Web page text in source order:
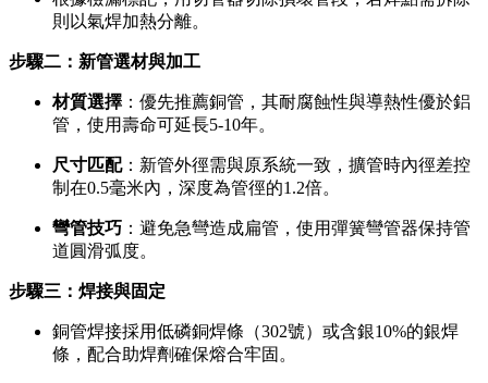
則以氣焊加熱分離。
步驟二：新管選材與加工
材質選擇 ：優先推薦銅管，其耐腐蝕性與導熱性優於鋁
管，使用壽命可延長5-10年。
尺寸匹配：新管外徑需與原系統一致，擴管時內徑差控
制在0.5毫米內，深度為管徑的1.2倍。
彎管技巧 ：避免急彎造成扁管，使用彈簧彎管器保持管
道圓滑弧度。
步驟三：焊接與固定
銅管焊接採用低磷銅焊條（302號）或含銀10%的銀焊
條，配合助焊劑確保熔合牢固。